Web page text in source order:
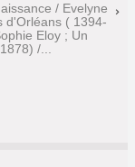
/ Evelyne
d'Orléans ( 1394-
Eloy ; Un
/...